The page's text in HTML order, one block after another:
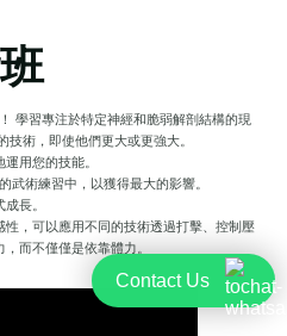
學習專注於特定神經和脆弱解剖結構的現
術，即使他們更大或更強大。
用您的技能。
武術練習中，以獲得最大的影響。
長。
，可以應用不同的技術透過打擊、控制壓
而不僅僅是依靠體力。
Contact Us